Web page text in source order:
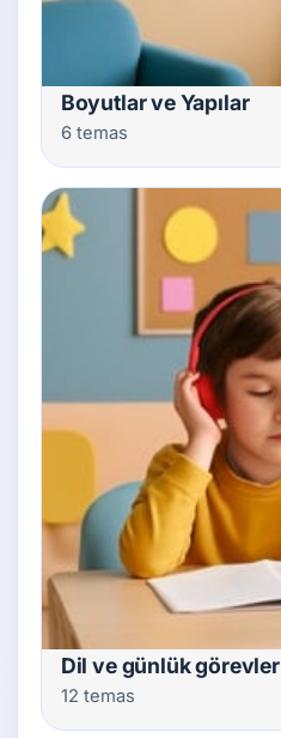
Boyutlar ve Yapılar
6 temas
Dil ve günlük görevler
12 temas